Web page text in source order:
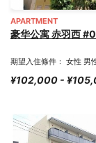
APARTMENT
豪华公寓 赤羽西
期望入住條件： 女性 男
¥102,000 -